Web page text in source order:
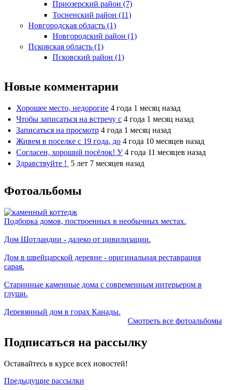
Приозерский район (7)
Тосненский район (11)
Новгородская область (1)
Новгородский район (1)
Псковская область (1)
Псковский район (1)
Новые комментарии
Хорошее место, недорогие 4 года 1 месяц назад
Чтобы записаться на встречу с 4 года 1 месяц назад
Записаться на просмотр 4 года 1 месяц назад
Живем в поселке с 19 года, до 4 года 10 месяцев назад
Согласен, хороший посёлок! У 4 года 11 месяцев назад
Здравствуйте ! 5 лет 7 месяцев назад
Фотоальбомы
Подборка домов, построенных в необычных местах.
Дом Шотландии - далеко от цивилизации.
Дом в швейцарской деревне - оригинальная реставрация
сарая.
Старинные каменные дома с современным интерьером в
глуши.
Деревянный дом в горах Канады.
Смотреть все фотоальбомы
Подписаться на рассылку
Оставайтесь в курсе всех новостей!
Предыдущие рассылки